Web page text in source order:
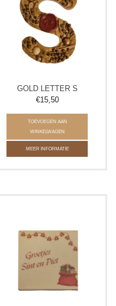
GOLD LETTER S
€15,50
TOEVOEGEN AAN
WINKELWAGEN
MEER INFORMATIE